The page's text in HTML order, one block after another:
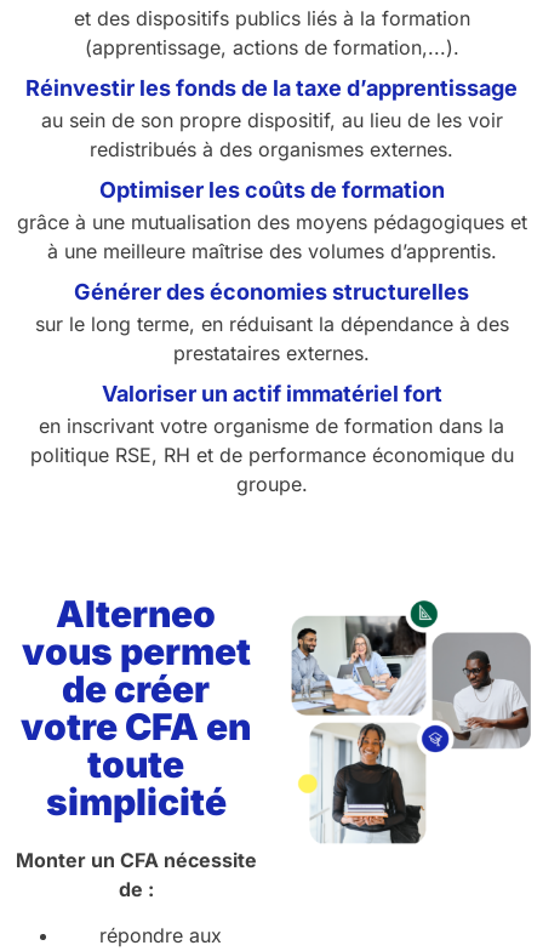
et des dispositifs publics liés à la formation
(apprentissage, actions de formation,...).
Réinvestir les fonds de la taxe d’apprentissage
au sein de son propre dispositif, au lieu de les voir
redistribués à des organismes externes.
Optimiser les coûts de formation
grâce à une mutualisation des moyens pédagogiques et
à une meilleure maîtrise des volumes d’apprentis.
Générer des économies structurelles
sur le long terme, en réduisant la dépendance à des
prestataires externes.
Valoriser un actif immatériel fort
en inscrivant votre organisme de formation dans la
politique RSE, RH et de performance économique du
groupe.
Alterneo
vous permet
de créer
votre CFA en
toute
simplicité
Monter un CFA nécessite
de :
répondre aux